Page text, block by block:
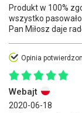
Produkt w 100%
wszystko
Pan Miłosz daje
Opinia
Webajt
2020-06-18